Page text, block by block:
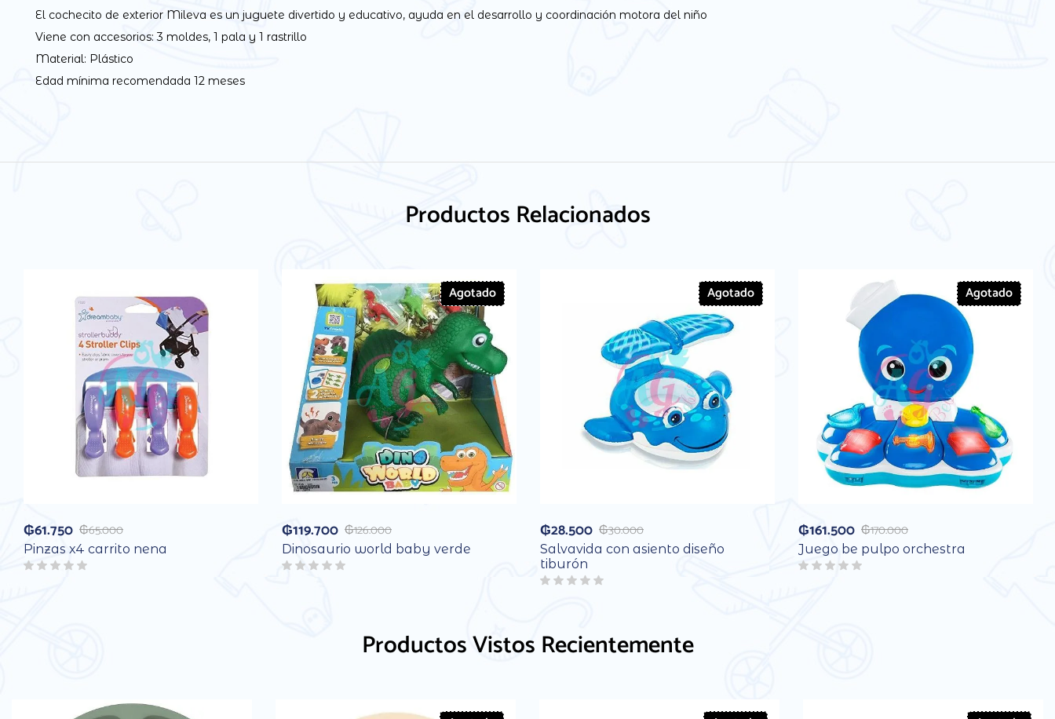
El cochecito de exterior Mileva es un juguete divertido y educativo, ayuda en el desarrollo y coordinación motora del niño
Viene con accesorios: 3 moldes, 1 pala y 1 rastrillo
Material: Plástico
Edad mínima recomendada 12 meses
Productos Relacionados
₲65.000
₲61.750
Pinzas x4 carrito nena
Agotado
₲126.000
₲119.700
Dinosaurio world baby verde
Agotado
₲30.000
₲28.500
Salvavida con asiento diseño
tiburón
Agotado
₲170.000
₲161.500
Juego be pulpo orchestra
Productos Vistos Recientemente